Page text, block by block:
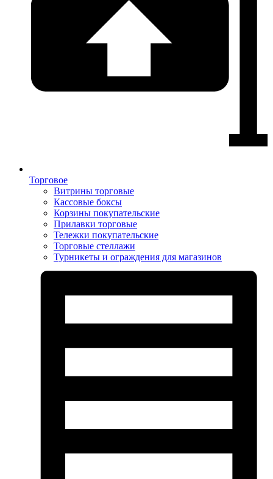
Торговое
Витрины торговые
Кассовые боксы
Корзины покупательские
Прилавки торговые
Тележки покупательские
Торговые стеллажи
Турникеты и ограждения для магазинов